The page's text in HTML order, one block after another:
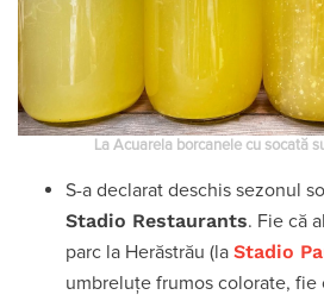
La Acuarela borcanele cu socată
S-a declarat deschis sezonul
Stadio Restaurants. Fie că
parc la Herăstrău (la Stadio
umbreluțe frumos colorate, fie